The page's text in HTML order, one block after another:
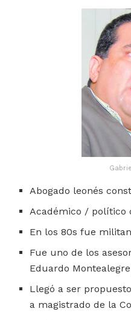
Abogado leonés
Académico / político
En los 80s fue
Fue uno de los
Eduardo
Llegó a ser
a magistrado de la